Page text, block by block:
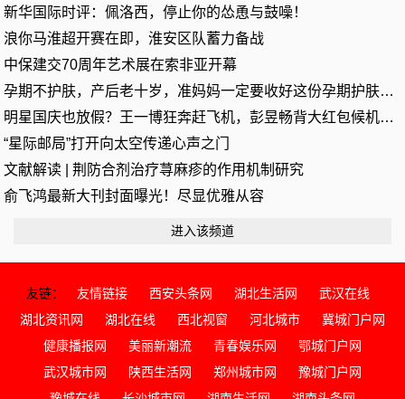
新华国际时评：佩洛西，停止你的怂恿与鼓噪！
浪你马淮超开赛在即，淮安区队蓄力备战
中保建交70周年艺术展在索非亚开幕
孕期不护肤，产后老十岁，准妈妈一定要收好这份孕期护肤手册
明星国庆也放假？王一博狂奔赶飞机，彭昱畅背大红包候机模样搞笑
“星际邮局”打开向太空传递心声之门
文献解读 | 荆防合剂治疗荨麻疹的作用机制研究
俞飞鸿最新大刊封面曝光！尽显优雅从容
进入该频道
友链： 友情链接 西安头条网 湖北生活网
武汉在线
湖北资讯网
湖北在线 西北视窗 河北城市
冀城门户网
健康播报网
美丽新潮流 青春娱乐网
鄂城门户网
武汉城市网
陕西生活网 郑州城市网
豫城门户网